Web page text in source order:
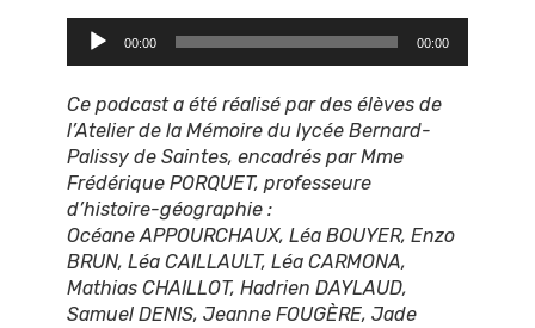
Lecteur
audio
00:00 00:00
Ce podcast a été réalisé par des élèves de
l’Atelier de la Mémoire du lycée Bernard-
Palissy de Saintes, encadrés par Mme
Frédérique PORQUET, professeure
d’histoire-géographie :
Océane APPOURCHAUX, Léa BOUYER, Enzo
BRUN, Léa CAILLAULT, Léa CARMONA,
Mathias CHAILLOT, Hadrien DAYLAUD,
Samuel DENIS, Jeanne FOUGÈRE, Jade